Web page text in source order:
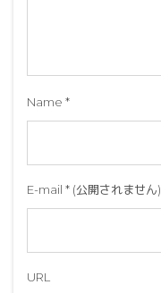
Name *
E-mail * (公開されません)
URL